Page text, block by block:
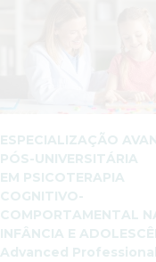
ESPECIALIZAÇÃO
PÓS-UNIVERSITÁRIA
EM PSICOTERAPIA
COGNITIVO-
COMPORTAMENTAL
INFÂNCIA E
Advanced Professional